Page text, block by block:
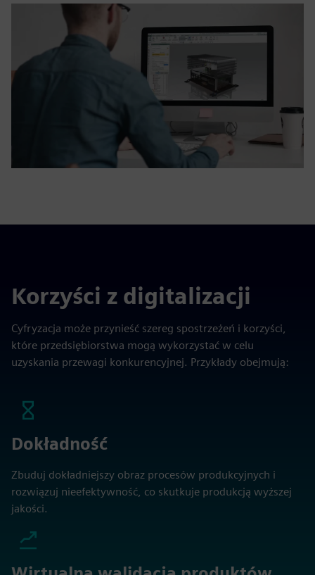
Korzyści z digitalizacji
Cyfryzacja może przynieść szereg spostrzeżeń i korzyści,
które przedsiębiorstwa mogą wykorzystać w celu
uzyskania przewagi konkurencyjnej. Przykłady obejmują:
Dokładność
Zbuduj dokładniejszy obraz procesów produkcyjnych i
rozwiązuj nieefektywność, co skutkuje produkcją wyższej
jakości.